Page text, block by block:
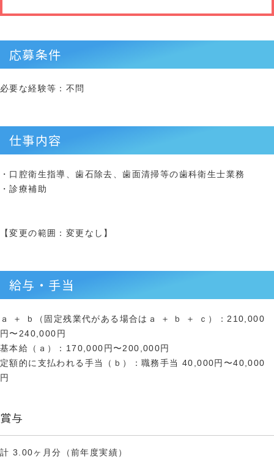
応募条件
必要な経験等：不問
仕事内容
・口腔衛生指導、歯石除去、歯面清掃等の歯科衛生士業務
・診療補助
【変更の範囲：変更なし】
給与・手当
ａ ＋ ｂ（固定残業代がある場合はａ ＋ ｂ ＋ ｃ）：210,000
円〜240,000円
基本給（ａ）：170,000円〜200,000円
定額的に支払われる手当（ｂ）：職務手当 40,000円〜40,000
円
賞与
計 3.00ヶ月分（前年度実績）